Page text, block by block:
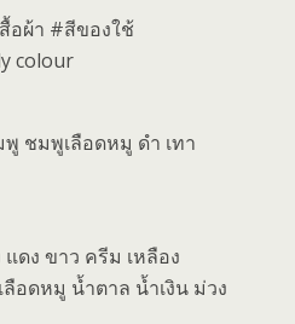
อผ้า #สีของใช้
colour
ชมพูเลือดหมู ดำ เทา
ง ขาว ครีม เหลือง
ดหมู น้ำตาล น้ำเงิน ม่วง